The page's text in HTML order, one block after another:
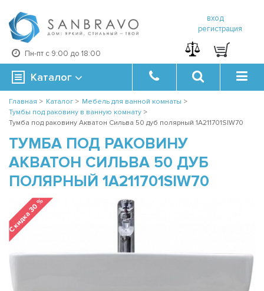
Пн-пт с 9:00 до 18:00
вход
регистрация
Каталог
Главная > Каталог > Мебель для ванной комнаты >
Тумбы под раковину в ванную комнату >
Тумба под раковину Акватон Сильва 50 дуб полярный 1A211701SIW70
ТУМБА ПОД РАКОВИНУ
АКВАТОН СИЛЬВА 50 ДУБ
ПОЛЯРНЫЙ 1A211701SIW70
Скидка 30 %